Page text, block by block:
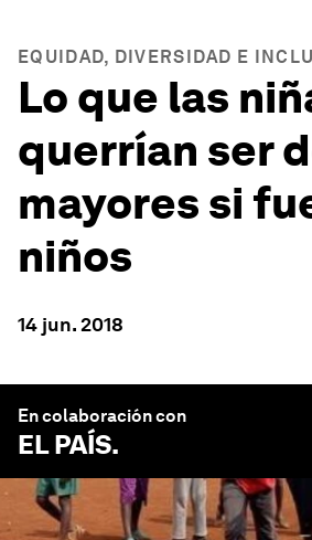
EQUIDAD, DIVERSIDAD E
Lo que las
querrían ser
mayores si
niños
14 jun. 2018
En colaboración con
EL PAÍS.